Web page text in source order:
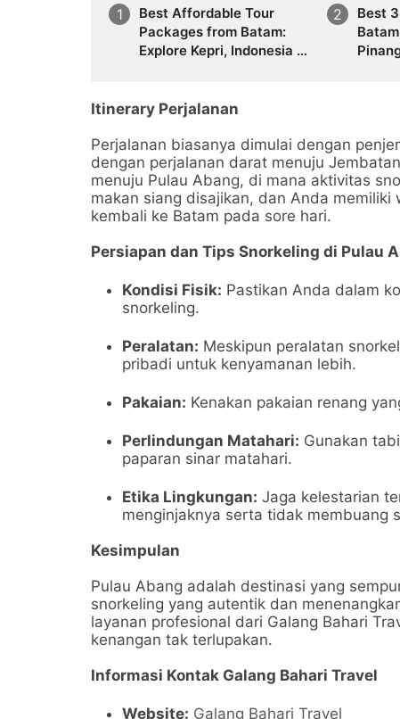
Best Affordable Tour
Packages from Batam:
Explore Kepri, Indonesia &
8685-2221
Best
Itinerary Perjalanan
Perjalanan biasanya dimulai dengan
dengan perjalanan darat menuju
menuju Pulau Abang, di mana aktivitas
makan siang disajikan, dan Anda
kembali ke Batam pada sore hari.
Persiapan dan Tips Snorkeling di Pulau
Kondisi Fisik: Pastikan Anda dalam
snorkeling.
Peralatan: Meskipun peralatan
pribadi untuk kenyamanan lebih.
Pakaian: Kenakan pakaian renang
Perlindungan Matahari: Gunakan
paparan sinar matahari.
Etika Lingkungan: Jaga kelestarian
menginjaknya serta tidak membuang
Kesimpulan
Pulau Abang adalah destinasi yang
snorkeling yang autentik dan
layanan profesional dari Galang Bahari
kenangan tak terlupakan.
Informasi Kontak Galang Bahari Travel
Website: Galang Bahari Travel